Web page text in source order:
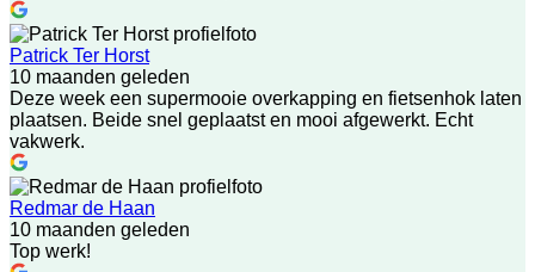
Patrick Ter Horst
10 maanden geleden
Deze week een supermooie overkapping en fietsenhok laten
plaatsen. Beide snel geplaatst en mooi afgewerkt. Echt
vakwerk.
Redmar de Haan
10 maanden geleden
Top werk!